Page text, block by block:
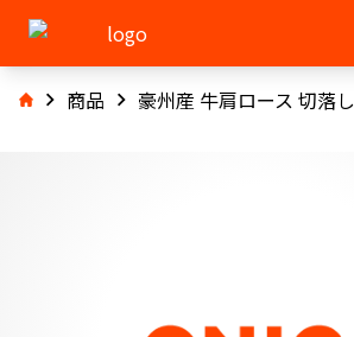
商品 豪州産 牛肩ロース 切落し